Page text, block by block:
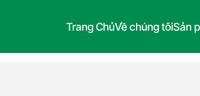
Trang ChủVề chúng tôiSản